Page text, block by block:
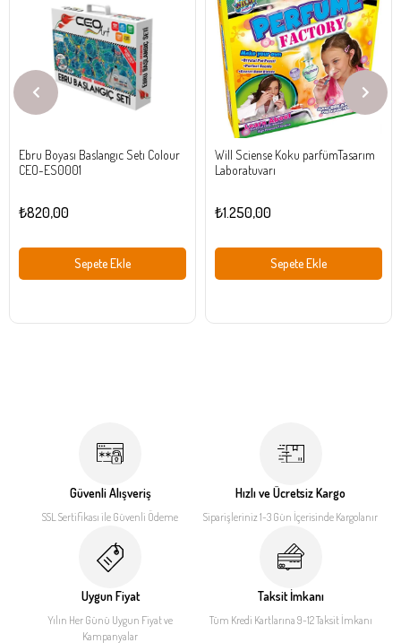
Ebru Boyası Baslangıc Setı Colour
CEO-ES0001
₺820,00
Sepete Ekle
Ürün
Will Sciense Koku parfümTasarım
Laboratuvarı
₺1.250,00
Sepete Ekle
Ürün
Güvenli Alışveriş
SSL Sertifikası ile Güvenli Ödeme
Hızlı ve Ücretsiz Kargo
Siparişleriniz 1-3 Gün İçerisinde Kargolanır
Uygun Fiyat
Yılın Her Günü Uygun Fiyatve
Kampanyalar
Taksit İmkanı
Tüm Kredi Kartlarına 9-12Taksit İmkanı